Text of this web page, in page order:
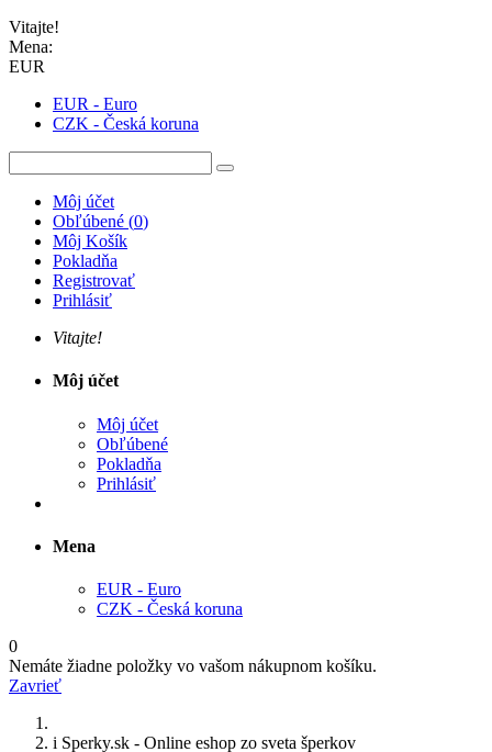
Vitajte!
Mena:
EUR
EUR - Euro
CZK - Česká koruna
Môj účet
Obľúbené (0)
Môj Košík
Pokladňa
Registrovať
Prihlásiť
Vitajte!
Môj účet
Môj účet
Obľúbené
Pokladňa
Prihlásiť
Mena
EUR - Euro
CZK - Česká koruna
0
Nemáte žiadne položky vo vašom nákupnom košíku.
Zavrieť
i Sperky.sk - Online eshop zo sveta šperkov